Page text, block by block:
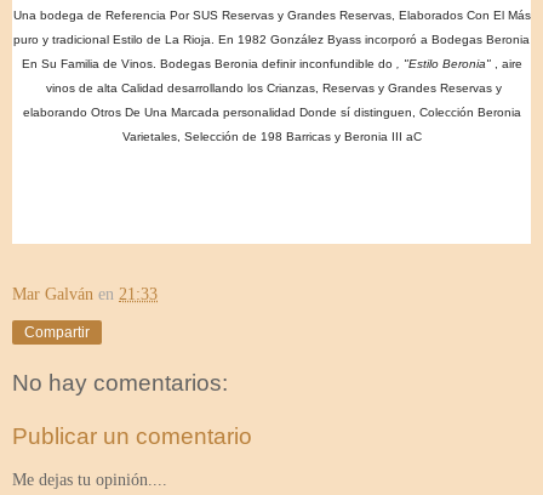
Una bodega de Referencia Por SUS Reservas y Grandes Reservas, Elaborados Con El Más
puro y tradicional Estilo de La Rioja. En 1982 González Byass incorporó a Bodegas Beronia
En Su Familia de Vinos. Bodegas Beronia definir inconfundible do
, "Estilo Beronia", aire
vinos de alta Calidad desarrollando los Crianzas, Reservas y Grandes Reservas y
elaborando Otros De Una Marcada personalidad Donde sí distinguen, Colección Beronia
Varietales, Selección de 198 Barricas y Beronia III aC
Mar Galván en 21:33
Compartir
No hay comentarios:
Publicar un comentario
Me dejas tu opinión....